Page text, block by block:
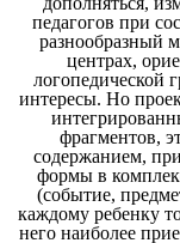
педагогов при
разнообразный
центрах,
логопедической
интересы. Но
фрагментов,
содержанием,
формы в
(событие,
каждому ребенку
него наиболее